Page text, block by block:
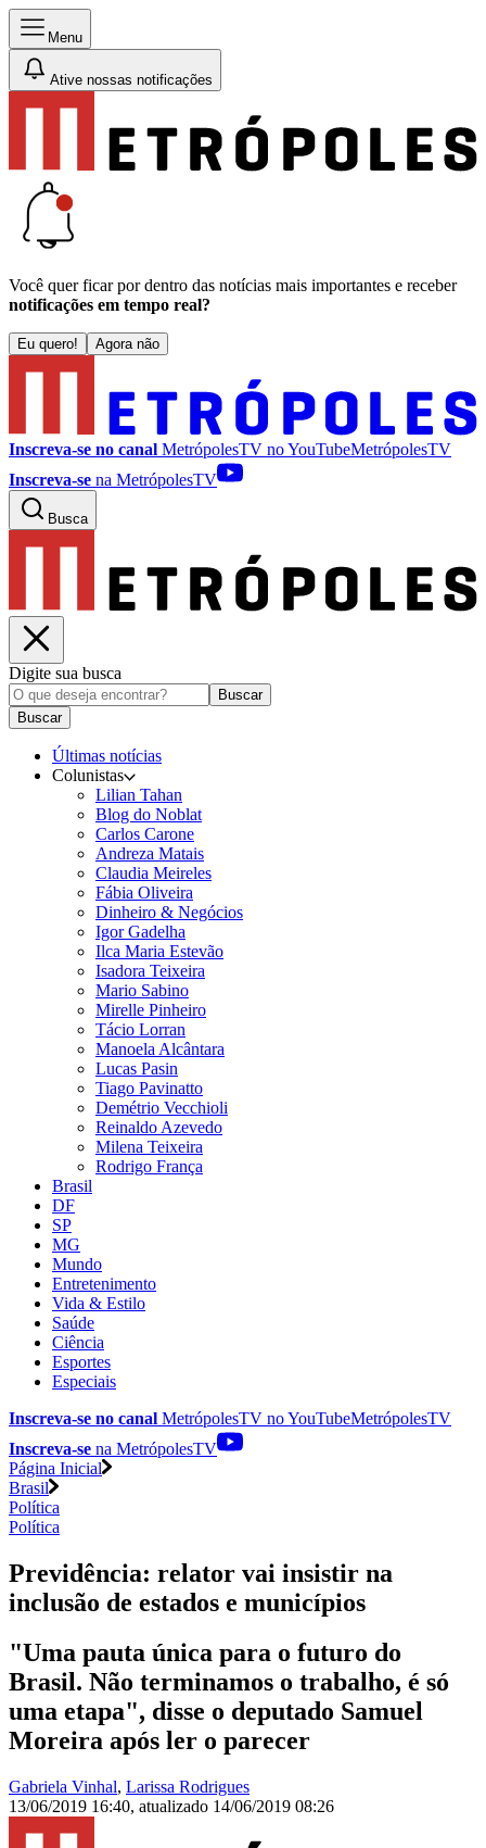
Menu
Ative nossas notificações
Você quer ficar por dentro das notícias mais importantes e receber
notificações em tempo real?
Eu quero! Agora não
Inscreva-se no canal MetrópolesTV noYouTubeMetrópolesTV
Inscreva-se na MetrópolesTV
Busca
Digite sua busca
Buscar
Buscar
Últimas notícias
Colunistas
Lilian Tahan
Blog do Noblat
Carlos Carone
Andreza Matais
Claudia Meireles
Fábia Oliveira
Dinheiro & Negócios
Igor Gadelha
Ilca Maria Estevão
Isadora Teixeira
Mario Sabino
Mirelle Pinheiro
Tácio Lorran
Manoela Alcântara
Lucas Pasin
Tiago Pavinatto
Demétrio Vecchioli
Reinaldo Azevedo
Milena Teixeira
Rodrigo França
Brasil
DF
SP
MG
Mundo
Entretenimento
Vida & Estilo
Saúde
Ciência
Esportes
Especiais
Inscreva-se no canal MetrópolesTV noYouTubeMetrópolesTV
Inscreva-se na MetrópolesTV
Página Inicial
Brasil
Política
Política
Previdência: relator vai insistir na
inclusão de estados e municípios
"Uma pauta única para o futuro do
Brasil. Não terminamos o trabalho, é só
uma etapa", disse o deputado Samuel
Moreira após ler o parecer
Gabriela Vinhal, Larissa Rodrigues
13/06/2019 16:40, atualizado 14/06/2019 08:26